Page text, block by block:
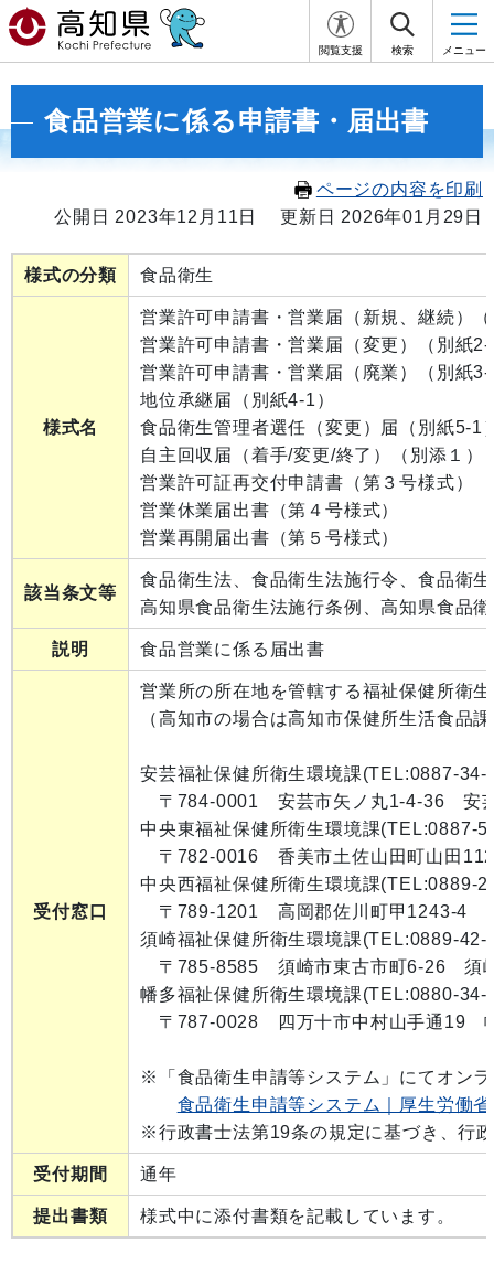
閲覧支援 検索 メニュー
食品営業に係る申請書・届出書
ページの内容を印刷
公開日 2023年12月11日
更新日 2026年01月29日
様式の分類 食品衛生
様式名
営業許可申請書・営業届（新規、継続）
営業許可申請書・営業届（変更）（別紙
営業許可申請書・営業届（廃業）（別紙
地位承継届（別紙4-1）
食品衛生管理者選任（変更）届（別紙5-1
自主回収届（着手/変更/終了）（別添１）
営業許可証再交付申請書（第３号様式）
営業休業届出書（第４号様式）
営業再開届出書（第５号様式）
該当条文等
食品衛生法、食品衛生法施行令、食品衛
高知県食品衛生法施行条例、高知県食品
説明 食品営業に係る届出書
受付窓口
営業所の所在地を管轄する福祉保健所衛
（高知市の場合は高知市保健所生活食
安芸福祉保健所衛生環境課(TEL:0887-34-
〒784-0001 安芸市矢ノ丸1-4-36 安
中央東福祉保健所衛生環境課(TEL:0887-
〒782-0016 香美市土佐山田町山田
中央西福祉保健所衛生環境課(TEL:0889-
〒789-1201 高岡郡佐川町甲1243-4
須崎福祉保健所衛生環境課(TEL:0889-42-
〒785-8585 須崎市東古市町6-26 須
幡多福祉保健所衛生環境課(TEL:0880-34-
〒787-0028 四万十市中村山手通19
※「食品衛生申請等システム」にてオン
食品衛生申請等システム｜厚生労働省
※行政書士法第19条の規定に基づき、行
受付期間 通年
提出書類 様式中に添付書類を記載しています。